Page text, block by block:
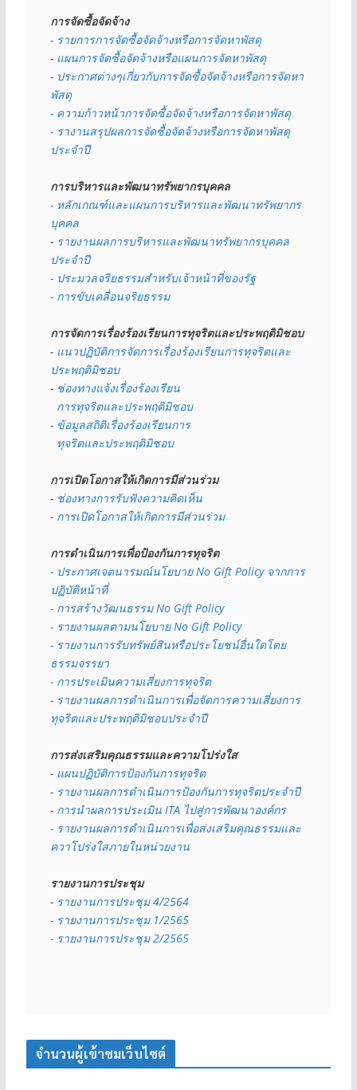
การจัดซื้อจัดจ้าง
- รายการการจัดซื้อจัดจ้างหรือการจัดหาพัสดุ
- แผนการจัดซื้อจัดจ้างหรือแผนการจัดหาพัสดุ
- ประกาศต่างๆเกี่ยวกับการจัดซื้อจัดจ้างหรือการจัดหา
พัสดุ
- ความก้าวหน้าการจัดซื้อจัดจ้างหรือการจัดหาพัสดุ
- รางานสรุปผลการจัดซื้อจัดจ้างหรือการจัดหาพัสดุ
ประจำปี
การบริหารและพัฒนาทรัพยากรบุคคล
- หลักเกณฑ์และแผนการบริหารและพัฒนาทรัพยากร
บุคคล
- รายงานผลการบริหารและพัฒนาทรัพยากรบุคคล
ประจำปี
- ประมวลจริยธรรมสำหรับเจ้าหน้าที่ของรัฐ
- การขับเคลื่อนจริยธรรม
การจัดการเรื่องร้องเรียนการทุจริตและประพฤติมิชอบ
- แนวปฏิบัติการจัดการเรื่องร้องเรียนการทุจริตและ
ประพฤติมิชอบ
- ช่องทางแจ้งเรื่องร้องเรียน
  การทุจริตและประพฤติมิชอบ
- ข้อมูลสถิติเรื่องร้องเรียนการ
  ทุจริตและประพฤติมิชอบ
การเปิดโอกาสให้เกิดการมีส่วนร่วม
- ช่องทางการรับฟังความคิดเห็น
- การเปิดโอกาสให้เกิดการมีส่วนร่วม
การดำเนินการเพื่อป้องกันการทุจริต
- ประกาศเจตนารมณ์นโยบาย No Gift Policy จากการ
ปฏิบัติหน้าที่
- การสร้างวัฒนธรรม No Gift Policy
- รายงานผลตามนโยบาย No Gift Policy
- รายงานการรับทรัพย์สินหรือประโยชน์อื่นใดโดย
ธรรมจรรยา
- การประเมินความเสี่ยงการทุจริต
- รายงานผลการดำเนินการเพื่อจัดการความเสี่ยงการ
ทุจริตและประพฤติมิชอบประจำปี
การส่งเสริมคุณธรรมและความโปร่งใส
- แผนปฏิบัติการป้องกันการทุจริต
- รายงานผลการดำเนินการป้องกันการทุจริตประจำปี
- การนำผลการประเมิน ITA ไปสู่การพัฒนาองค์กร
- รายงานผลการดำเนินการเพื่อส่งเสริมคุณธรรมและ
ควาโปร่งใสภายในหน่วยงาน
รายงานการประชุม
- รายงานการประชุม 4/2564
- รายงานการประชุม 1/2565
- รายงานการประชุม 2/2565
จำนวนผู้เข้าชมเว็บไซต์